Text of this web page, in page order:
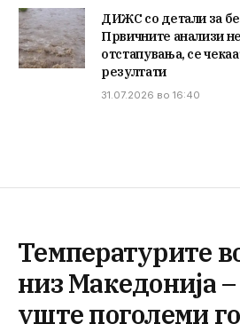
ДИЖС со детали за
Првичните анализи
отстапувања, се
резултати
31.07.2026 во 16:40
Температурите
низ Македонија
уште поголеми